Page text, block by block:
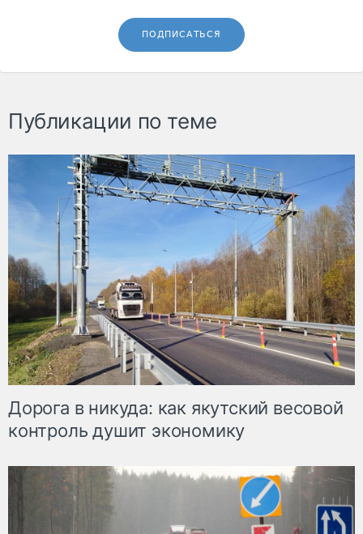
ПОДПИСАТЬСЯ
Публикации по теме
Дорога в никуда: как якутский весовой
контроль душит экономику